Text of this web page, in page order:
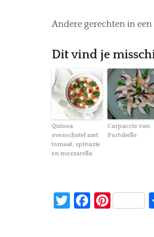
Andere gerechten in
Dit vind je
Quinoa
ovenschotel met
tomaat, spinazie
en mozzarella
Carpaccio van
Portobello
Twitter